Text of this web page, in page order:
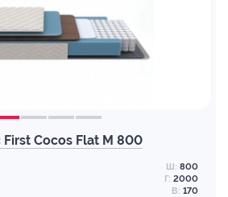
First Cocos Flat M 800
Ш: 800
Г: 2000
В: 170